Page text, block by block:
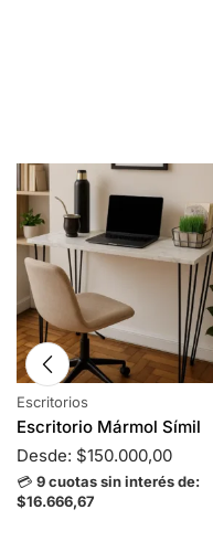
Escritorios
Escritorio Mármol Símil
Desde: $150.000,00
💳 9 cuotas sin interés de:
$16.666,67